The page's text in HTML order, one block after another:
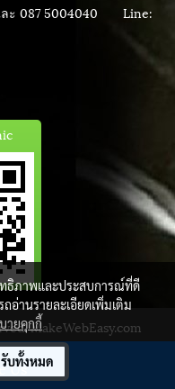
Us
ละ 087 5004040 Line:
MakeWebEasy.com
216
ทธิภาพและประสบการณ์ที่ดี
อ่านรายละเอียดเพิ่มเติม
ายคุกกี้
บทั้งหมด